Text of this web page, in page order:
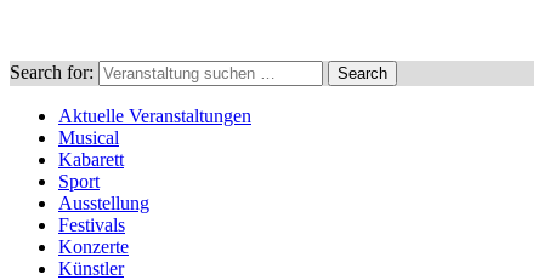
Search for: Search
Aktuelle Veranstaltungen
Musical
Kabarett
Sport
Ausstellung
Festivals
Konzerte
Künstler